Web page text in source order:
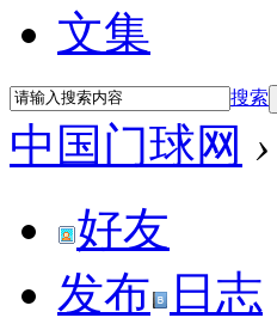
文集
搜索
中国门球网 ›
好友
发布
日志